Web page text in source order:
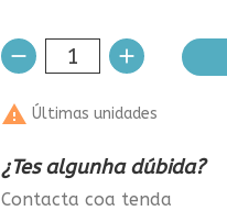
 Últimas unidades
¿Tes algunha dúbida?
Contacta coa tenda